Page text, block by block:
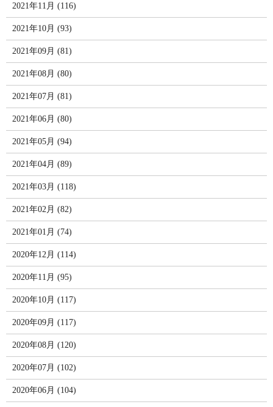
2021年11月 (116)
2021年10月 (93)
2021年09月 (81)
2021年08月 (80)
2021年07月 (81)
2021年06月 (80)
2021年05月 (94)
2021年04月 (89)
2021年03月 (118)
2021年02月 (82)
2021年01月 (74)
2020年12月 (114)
2020年11月 (95)
2020年10月 (117)
2020年09月 (117)
2020年08月 (120)
2020年07月 (102)
2020年06月 (104)